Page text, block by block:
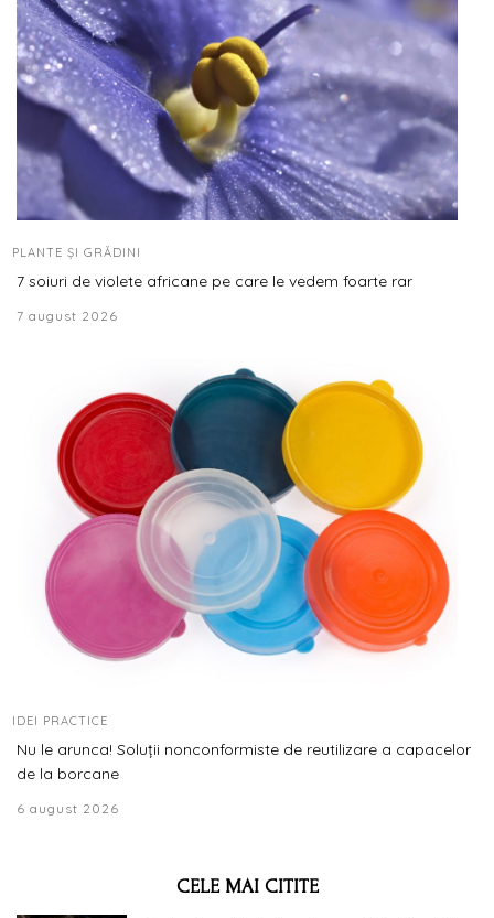
PLANTE ȘI GRĂDINI
7 soiuri de violete africane pe care le vedem foarte rar
7 august 2026
IDEI PRACTICE
Nu le arunca! Soluții nonconformiste de reutilizare a capacelor
de la borcane
6 august 2026
CELE MAI CITITE